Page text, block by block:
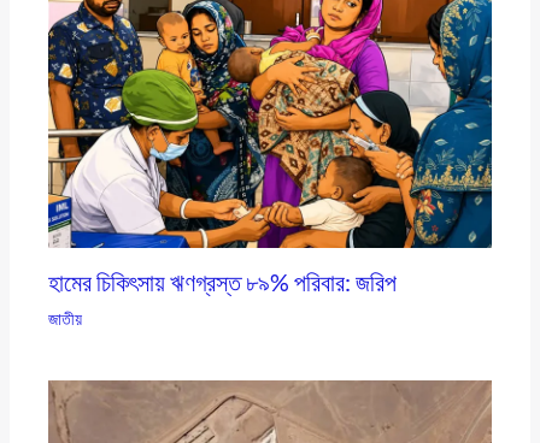
হামের চিকিৎসায় ঋণগ্রস্ত ৮৯% পরিবার: জরিপ
জাতীয়